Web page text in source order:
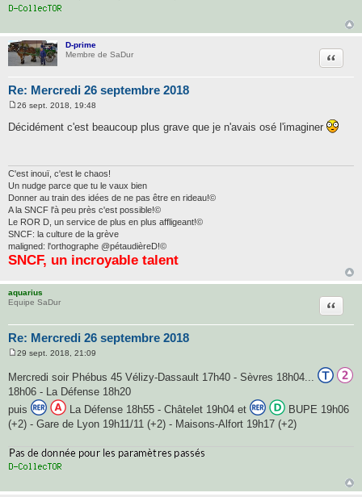
D-prime
Membre de SaDur
Re: Mercredi 26 septembre 2018
e
s
e
26 sept. 2018, 19:48
Décidément c'est beaucoup plus grave que je n'avais osé l'imaginer
C'est inouï, c'est le chaos!
Un nudge parce que tu le vaux bien
Donner au train des idées de ne pas être en rideau!©
A la SNCF l'à peu près c'est possible!©
Le ROR D, un service de plus en plus affligeant!©
SNCF: la culture de la grève
maligned: l'orthographe @pétaudièreD!©
SNCF, un incroyable talent
aquarius
Equipe SaDur
Re: Mercredi 26 septembre 2018
s
s
g
e
29 sept. 2018, 21:09
Mercredi soir Phébus 45 Vélizy-Dassault 17h40 - Sèvres 18h04...
18h06 - La Défense 18h20
puis
La Défense 18h55 - Châtelet 19h04 et
BUPE 19h06
(+2) - Gare de Lyon 19h11/11 (+2) - Maisons-Alfort 19h17 (+2)